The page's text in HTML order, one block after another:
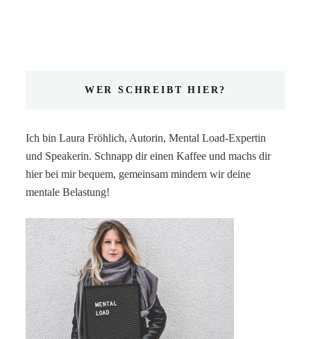
WER SCHREIBT HIER?
Ich bin Laura Fröhlich, Autorin, Mental Load-Expertin
und Speakerin. Schnapp dir einen Kaffee und machs dir
hier bei mir bequem, gemeinsam mindern wir deine
mentale Belastung!